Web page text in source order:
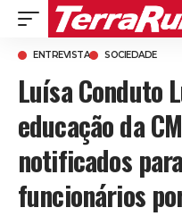
ENTREVISTA SOCIEDADE
Luísa Conduto
educação da
notificados
funcionários